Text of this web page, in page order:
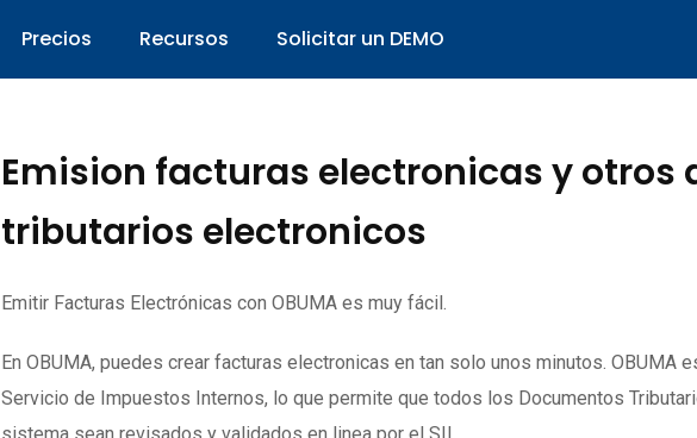
Precios Recursos Solicitar un DEMO
Emision facturas electronicas y otros
tributarios electronicos
Emitir Facturas Electrónicas con OBUMA es muy fácil.
En OBUMA, puedes crear facturas electronicas en tan solo unos minutos. OBUMA
Servicio de Impuestos Internos, lo que permite que todos los Documentos